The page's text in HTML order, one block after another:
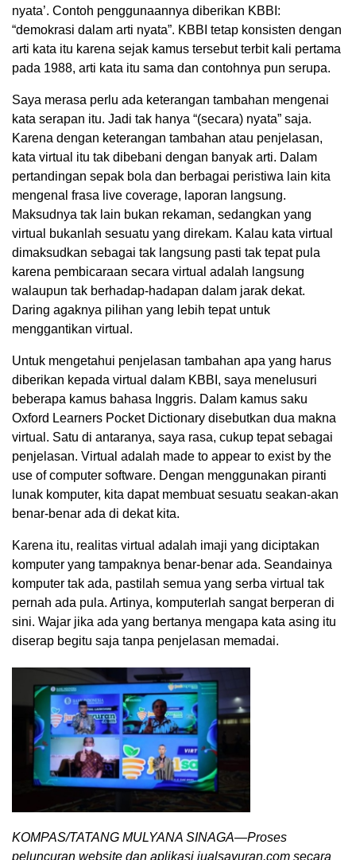
nyata’. Contoh penggunaannya diberikan KBBI:
“demokrasi dalam arti nyata”. KBBI tetap konsisten dengan
arti kata itu karena sejak kamus tersebut terbit kali pertama
pada 1988, arti kata itu sama dan contohnya pun serupa.
Saya merasa perlu ada keterangan tambahan mengenai
kata serapan itu. Jadi tak hanya “(secara) nyata” saja.
Karena dengan keterangan tambahan atau penjelasan,
kata virtual itu tak dibebani dengan banyak arti. Dalam
pertandingan sepak bola dan berbagai peristiwa lain kita
mengenal frasa live coverage, laporan langsung.
Maksudnya tak lain bukan rekaman, sedangkan yang
virtual bukanlah sesuatu yang direkam. Kalau kata virtual
dimaksudkan sebagai tak langsung pasti tak tepat pula
karena pembicaraan secara virtual adalah langsung
walaupun tak berhadap-hadapan dalam jarak dekat.
Daring agaknya pilihan yang lebih tepat untuk
menggantikan virtual.
Untuk mengetahui penjelasan tambahan apa yang harus
diberikan kepada virtual dalam KBBI, saya menelusuri
beberapa kamus bahasa Inggris. Dalam kamus saku
Oxford Learners Pocket Dictionary disebutkan dua makna
virtual. Satu di antaranya, saya rasa, cukup tepat sebagai
penjelasan. Virtual adalah made to appear to exist by the
use of computer software. Dengan menggunakan piranti
lunak komputer, kita dapat membuat sesuatu seakan-akan
benar-benar ada di dekat kita.
Karena itu, realitas virtual adalah imaji yang diciptakan
komputer yang tampaknya benar-benar ada. Seandainya
komputer tak ada, pastilah semua yang serba virtual tak
pernah ada pula. Artinya, komputerlah sangat berperan di
sini. Wajar jika ada yang bertanya mengapa kata asing itu
diserap begitu saja tanpa penjelasan memadai.
KOMPAS/TATANG MULYANA SINAGA—Proses
peluncuran website dan aplikasi jualsayuran.com secara